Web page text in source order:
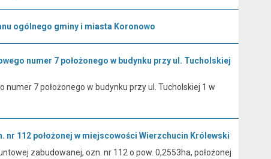
ogólnego gminy i miasta Koronowo
numer 7 położonego w budynku przy ul. Tucholskiej
7 położonego w budynku przy ul. Tucholskiej 1 w
112 położonej w miejscowości Wierzchucin Królewski
zabudowanej, ozn. nr 112 o pow. 0,2553ha, położonej